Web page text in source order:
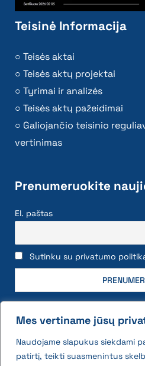
Mes vertiname jūsų
Naudojame slapukus siekdami
patirtį, teikti suasmenintus
Teisinė Informacija
Teisės aktai
Teisės aktų projektai
Tyrimai ir analizės
Teisės aktų pažeidimai
Galiojančio teisinio
vertinimas
Prenumeruokite
El. paštas
Sutinku su privatumo
2026 © All rights reserved |